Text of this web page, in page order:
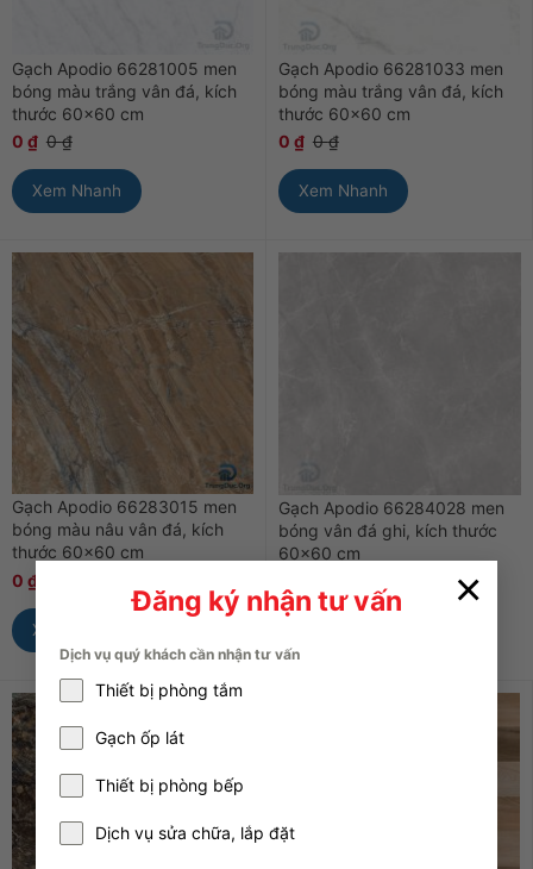
Đăng ký nhận tư vấn
Dịch vụ quý khách cần nhận tư vấn
Thiết bị phòng tắm
Gạch ốp lát
Thiết bị phòng bếp
Dịch vụ sửa chữa, lắp đặt
×
Gạch Apodio 66281005 men
bóng màu trắng vân đá, kích
thước 60×60 cm
0 ₫ 0₫
Xem Nhanh
Gạch Apodio 66281033 men
bóng màu trắng vân đá, kích
thước 60×60 cm
0 ₫ 0₫
Xem Nhanh
Gạch Apodio 66283015 men
bóng màu nâu vân đá, kích
thước 60×60 cm
0 ₫
Xem Nhanh
Gạch Apodio 66284028 men
bóng vân đá ghi, kích thước
60×60 cm